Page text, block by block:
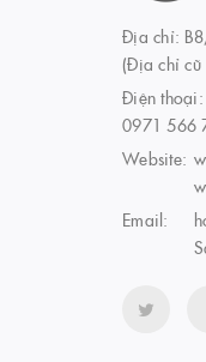
Địa chỉ:
(Địa chỉ cũ
Điện thoại:
0971 566
Website:
Email: